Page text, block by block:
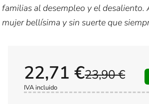
familias al desempleo y el desaliento.
mujer bellísima y sin suerte que
23,90 €
22,71 €
IVA incluido